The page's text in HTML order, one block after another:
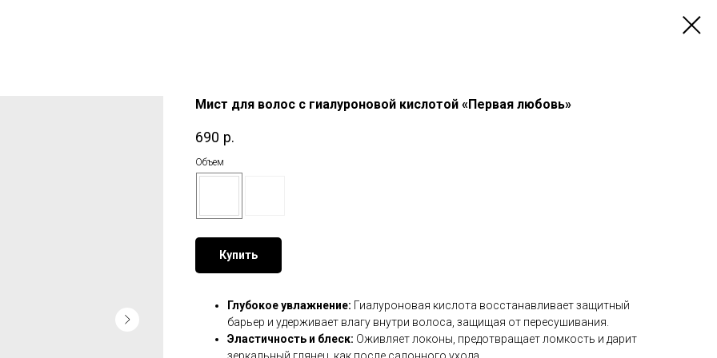
Мист для волос с гиалуроновой кислотой «Первая любовь»
690 р.
Объем
Купить
Глубокое увлажнение: Гиалуроновая кислота восстанавливает защитный
барьер и удерживает влагу внутри волоса, защищая от пересушивания.
Эластичность и блеск: Оживляет локоны, предотвращает ломкость и дарит
зеркальный глянец, как после салонного ухода.